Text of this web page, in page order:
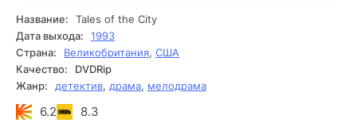
свежий взгляд на дружбу, любовь и обретение себя в
больших городах. Каждая серия окутывает атмосферой
свободы и экспериментов, не отпуская зрителя своей
интригой – будь то скрытые тайны прошлого или
неожиданные повороты в жизнях героев.
Название:
Tales of the City
Дата выхода:
1993
Страна:
Великобритания, США
Качество:
DVDRip
Жанр:
детектив, драма, мелодрама
6.2 8.3